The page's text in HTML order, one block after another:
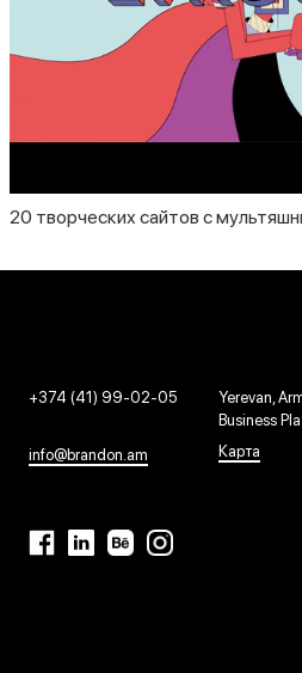
20 творческих сайтов с
+374 (41) 99-02-05
info@brandon.am
Yerevan,
Business
Карта